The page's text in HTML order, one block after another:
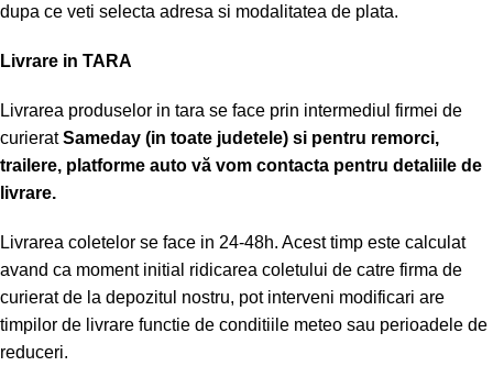
dupa ce veti selecta adresa si modalitatea de plata.
Livrare in TARA
Livrarea produselor in tara se face prin intermediul firmei de
curieratSameday (in toate judetele) si pentru remorci,
trailere, platforme auto vă vom contacta pentru detaliile de
livrare.
Livrarea coletelor se face in 24-48h. Acest timp este calculat
avand ca moment initial ridicarea coletului de catre firma de
curierat de la depozitul nostru, pot interveni modificari are
timpilor de livrare functie de conditiile meteo sau perioadele de
reduceri.